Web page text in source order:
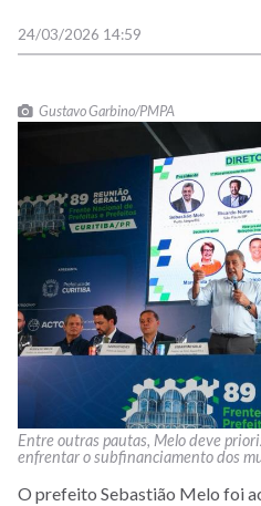
24/03/2026 14:59
Gustavo Garbino/PMPA
Entre outras pautas, Melo deve
enfrentar o subfinanciamento dos
O prefeito Sebastião Melo foi